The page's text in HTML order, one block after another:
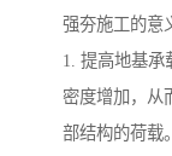
强夯施工的意
1. 提高地基承
密度增加，从
部结构的荷载。